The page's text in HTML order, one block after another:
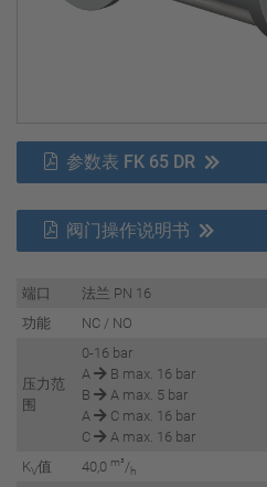
参数表 FK 65 DR
阀门操作说明书
端口
法兰 PN 16
功能
NC / NO
压力范
围
0-16 bar
A
B max. 16 bar
B
A max. 5 bar
A
C max. 16 bar
C
A max. 16 bar
KV值 40,0 m³/h